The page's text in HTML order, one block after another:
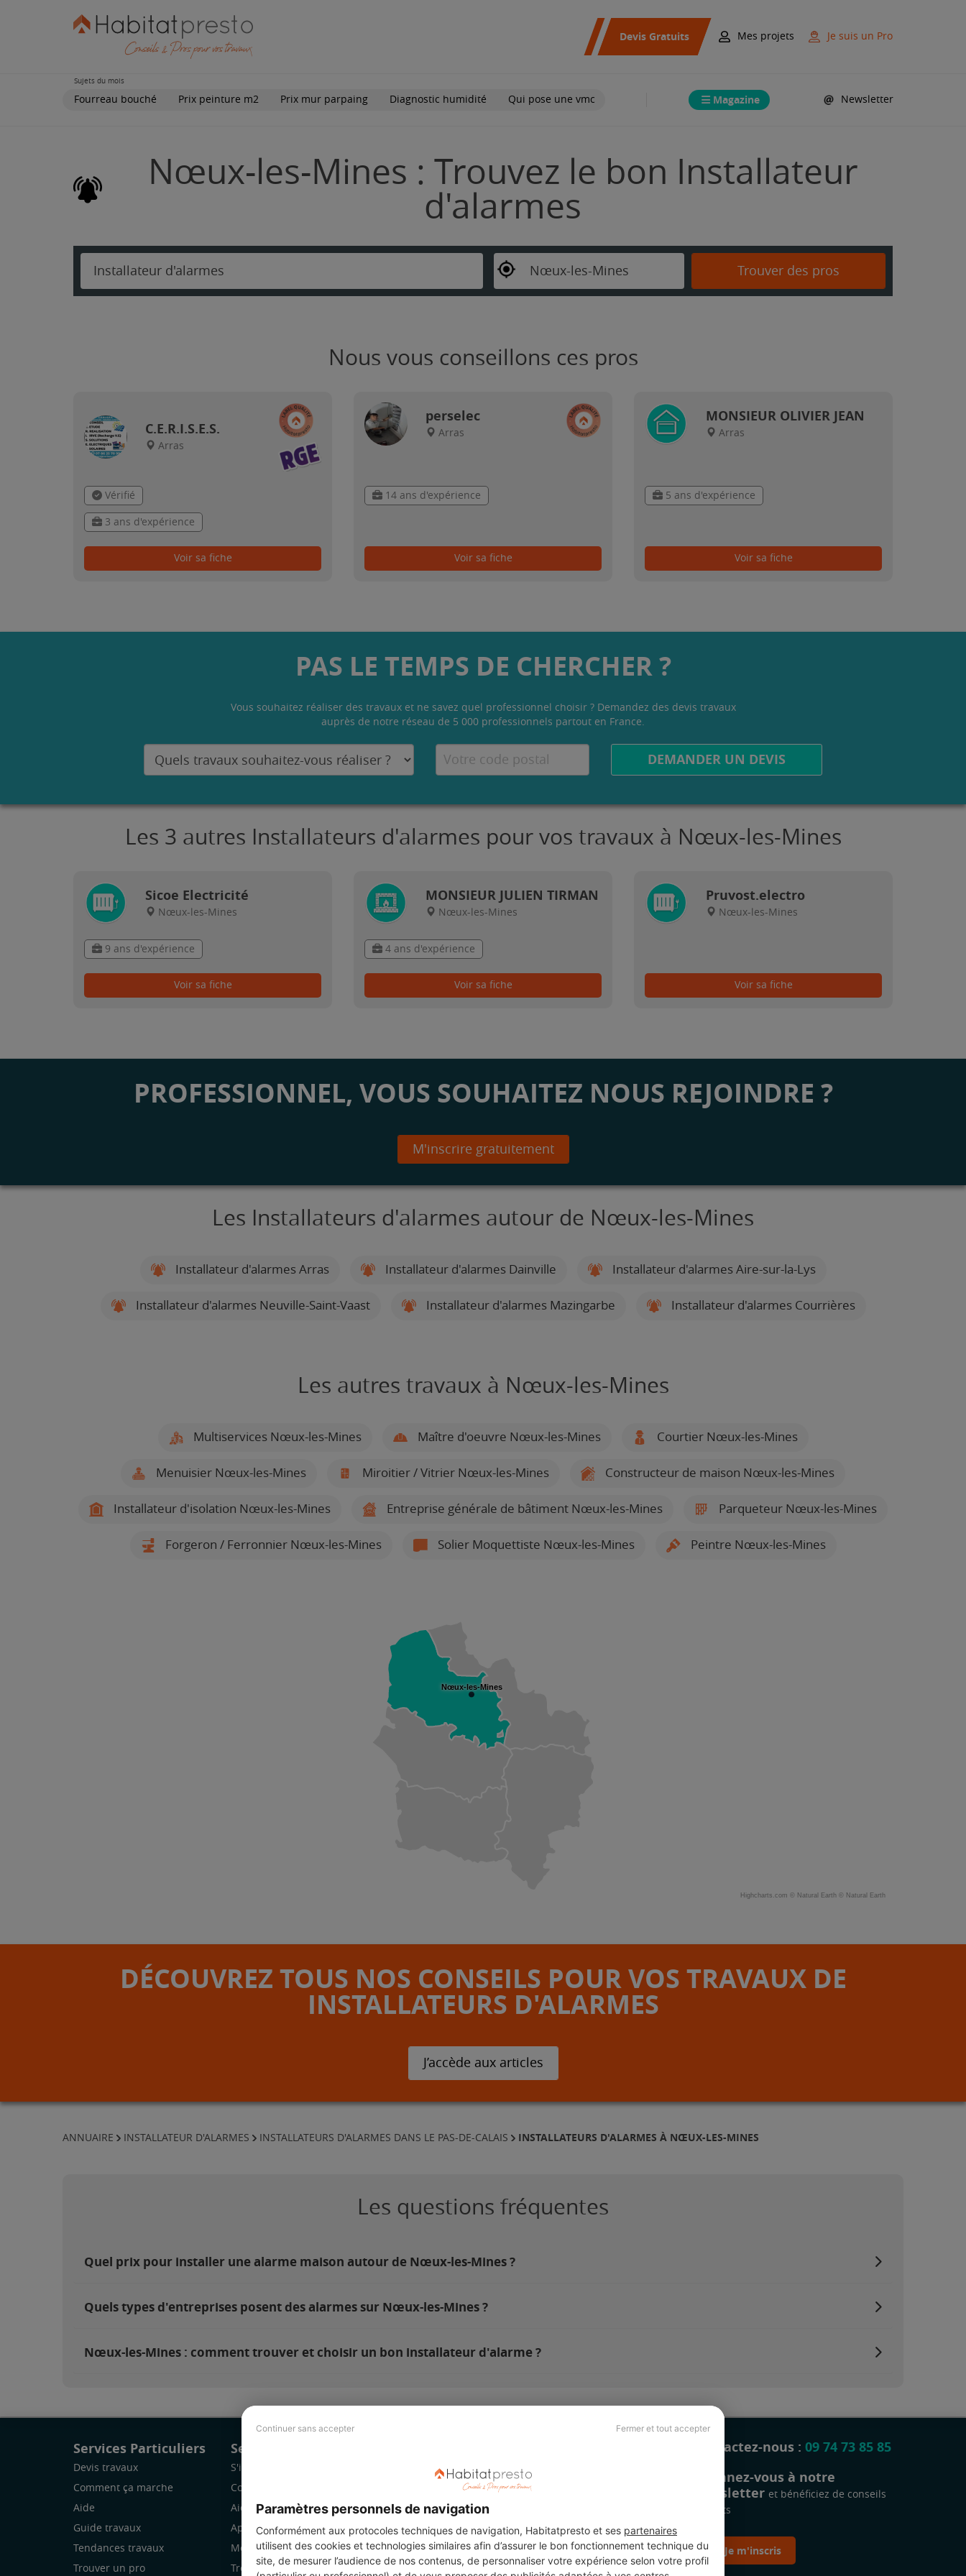
Continuer sans accepter Fermer et tout accepter
Paramètres personnels de navigation
Conformément aux protocoles techniques de navigation, Habitatpresto et ses partenaires
utilisent des cookies et technologies similaires afin d’assurer le bon fonctionnement technique du
site, de mesurer l’audience de nos contenus, de personnaliser votre expérience selon votre profil
Devis Gratuits Mes projets Je suis un Pro
Sujets du mois
Fourreau bouché Prix peinture m2 Prix mur parpaing Diagnostic humidité Qui pose une vmc Magazine Newsletter
Nœux-les-Mines : Trouvez le bon Installateur
d'alarmes
Installateur d'alarmes Nœux-les-Mines Trouver des pros
Nous vous conseillons ces pros
C.E.R.I.S.E.S.
Arras
Vérifié
3 ans d'expérience
Voir sa fiche
perselec
Arras
14 ans d'expérience
Voir sa fiche
MONSIEUR OLIVIER JEAN
Arras
5 ans d'expérience
Voir sa fiche
PAS LE TEMPS DE CHERCHER ?
Vous souhaitez réaliser des travaux et ne savez quel professionnel choisir ? Demandez des devis travaux
auprès de notre réseau de 5 000 professionnels partout en France.
DEMANDER UN DEVIS
Les 3 autres Installateurs d'alarmes pour vos travaux à Nœux-les-Mines
Sicoe Electricité
Nœux-les-Mines
9 ans d'expérience
Voir sa fiche
MONSIEUR JULIEN TIRMAN
Nœux-les-Mines
4 ans d'expérience
Voir sa fiche
Pruvost.electro
Nœux-les-Mines
Voir sa fiche
PROFESSIONNEL, VOUS SOUHAITEZ NOUS REJOINDRE ?
M'inscrire gratuitement
Les Installateurs d'alarmes autour de Nœux-les-Mines
Installateur d'alarmes Arras Installateur d'alarmes Dainville Installateur d'alarmes Aire-sur-la-Lys
Installateur d'alarmes Neuville-Saint-Vaast Installateur d'alarmes Mazingarbe Installateur d'alarmes Courrières
Les autres travaux à Nœux-les-Mines
Multiservices Nœux-les-Mines Maître d'oeuvre Nœux-les-Mines Courtier Nœux-les-Mines
Menuisier Nœux-les-Mines Miroitier / Vitrier Nœux-les-Mines Constructeur de maison Nœux-les-Mines
Installateur d'isolation Nœux-les-Mines Entreprise générale de bâtiment Nœux-les-Mines Parqueteur Nœux-les-Mines
Forgeron / Ferronnier Nœux-les-Mines Solier Moquettiste Nœux-les-Mines Peintre Nœux-les-Mines
Nœux-les-Mines
Highcharts.com © Natural Earth © Natural Earth
DÉCOUVREZ TOUS NOS CONSEILS POUR VOS TRAVAUX DE
INSTALLATEURS D'ALARMES
J’accède aux articles
ANNUAIRE INSTALLATEUR D'ALARMES INSTALLATEURS D'ALARMES DANS LE PAS-DE-CALAIS INSTALLATEURS D'ALARMES À NŒUX-LES-MINES
Les questions fréquentes
Quel prix pour installer une alarme maison autour de Nœux-les-Mines ?
Quels types d'entreprises posent des alarmes sur Nœux-les-Mines ?
Nœux-les-Mines : comment trouver et choisir un bon installateur d'alarme ?
Services Particuliers
Devis travaux
Comment ça marche
Aide
Guide travaux
Tendances travaux
Trouver un pro
Services Pro
S'inscrire
Comment ça marche
Aide
Application Mobile
Mon espace
Trouver des chantiers
Revue de presse
Légal
Charte cookies
Contactez-nous : 09 74 73 85 85
Abonnez-vous à notre
newsletter et bénéficiez de conseils
gratuits
Je m'inscris